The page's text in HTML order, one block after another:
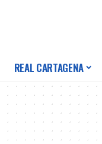
REAL CARTAGENA